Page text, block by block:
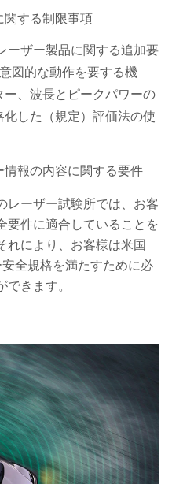
関する制限事項
ーザー製品に関する追加要
図的な動作を要する機
、波長とピークパワーの
した（規定）評価法の使
報の内容に関する要件
レーザー試験所では、お客
要件に適合していることを
れにより、お客様は米国
全規格を満たすために必
きます。